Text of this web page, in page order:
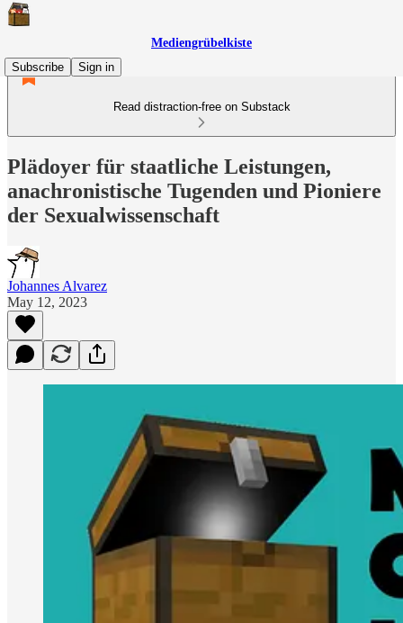
Mediengrübelkiste
Subscribe
Sign in
Read distraction-free on Substack
Plädoyer für staatliche Leistungen,
anachronistische Tugenden und Pioniere
der Sexualwissenschaft
Johannes Alvarez
May 12, 2023